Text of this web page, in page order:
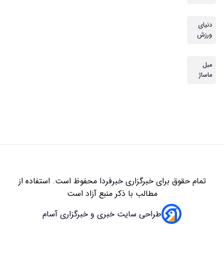
خبرفردامحفوظ است. استفاده از
با ذکر منبع آزاد است
خبری و خبرگزاری آسام